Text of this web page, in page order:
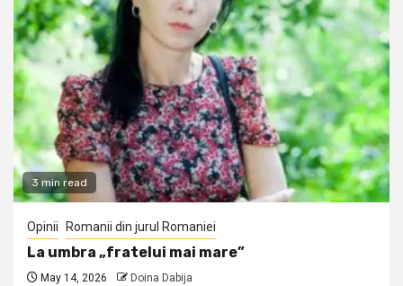
3 min read
Opinii Romanii din jurul Romaniei
La umbra „fratelui mai mare”
May 14, 2026 Doina Dabija